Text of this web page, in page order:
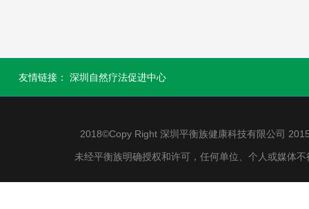
友情链接： 深圳自然疗法促进中心
2018©Copy Right 深圳平衡族健康科技有限公司
未经平衡族明确授权和许可，任何单位、个人或媒体